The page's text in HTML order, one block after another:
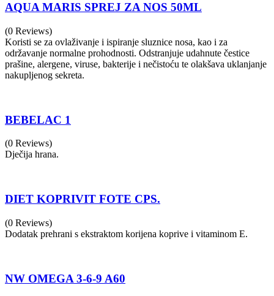
AQUA MARIS SPREJ ZA NOS 50ML
(0 Reviews)
Koristi se za ovlaživanje i ispiranje sluznice nosa, kao i za
održavanje normalne prohodnosti. Odstranjuje udahnute čestice
prašine, alergene, viruse, bakterije i nečistoću te olakšava uklanjanje
nakupljenog sekreta.
BEBELAC 1
(0 Reviews)
Dječija hrana.
DIET KOPRIVIT FOTE CPS.
(0 Reviews)
Dodatak prehrani s ekstraktom korijena koprive i vitaminom E.
NW OMEGA 3-6-9 A60